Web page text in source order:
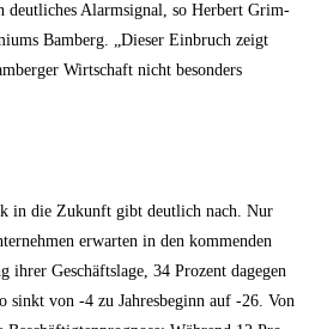
deut­li­ches Alarm­si­gnal, so Her­bert Grim­
Bam­berg. „Die­ser Ein­bruch zeigt
Wirt­schaft nicht beson­ders
in die Zukunft gibt deut­lich nach. Nur
erwar­ten in den kom­men­den
ihrer Geschäfts­la­ge, 34 Pro­zent dage­gen
sinkt von ‑4 zu Jah­res­be­ginn auf ‑26. Von